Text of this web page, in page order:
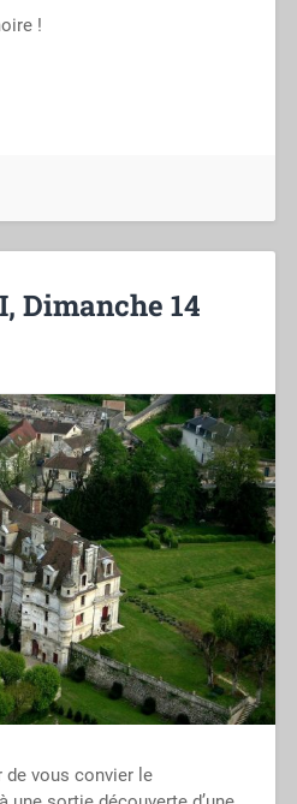
!
Dimanche 14
de vous convier le